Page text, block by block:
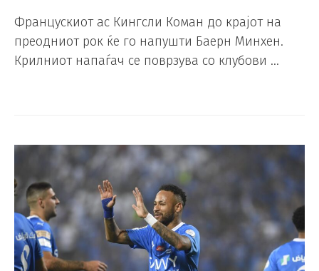
Францускиот ас Кингсли Коман до крајот на
преодниот рок ќе го напушти Баерн Минхен.
Крилниот напаѓач се поврзува со клубови …